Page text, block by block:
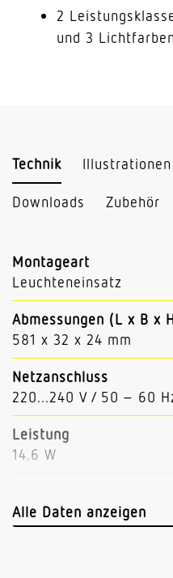
2
und 3
Technik Illustrationen
Downloads Zubehör
Montageart
Leuchteneinsatz
Abmessungen (L x B x
581 x 32 x 24 mm
Netzanschluss
220...240 V / 50 – 60
Leistung
14.6 W
2396 lm
Alle Daten anzeigen